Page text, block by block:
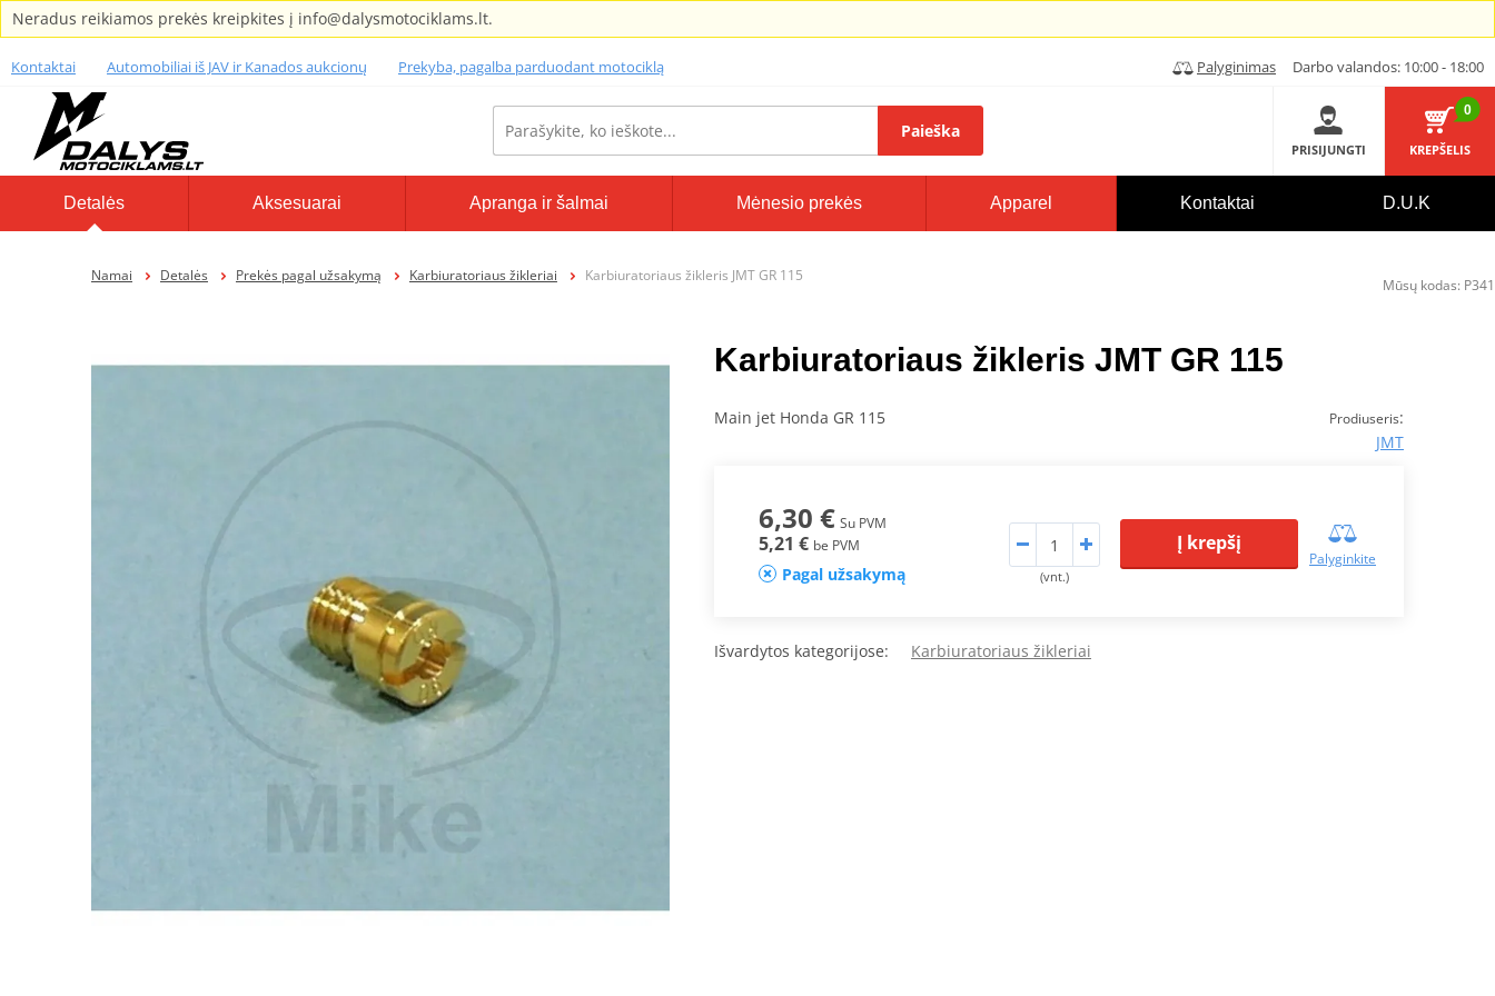
Neradus reikiamos prekės kreipkites į info@dalysmotociklams.lt.
Kontaktai Automobiliai iš JAV ir Kanados aukcionų Prekyba, pagalba parduodant motociklą Palyginimas Darbo valandos: 10:00 - 18:00
Paieška
PRISIJUNGTI
0
KREPŠELIS
Detalės Aksesuarai Apranga ir šalmai Mėnesio prekės Apparel Kontaktai D.U.K
Namai Detalės Prekės pagal užsakymą Karbiuratoriaus žikleriai Karbiuratoriaus žikleris JMT GR 115
Karbiuratoriaus žikleris JMT GR 115
Prodiuseris:
JMT
Main jet Honda GR 115
6,30 € Su PVM
5,21 € be PVM
Pagal užsakymą (vnt.)
Į krepšį
Palyginkite
Išvardytos kategorijose: Karbiuratoriaus žikleriai
Mūsų kodas: P341